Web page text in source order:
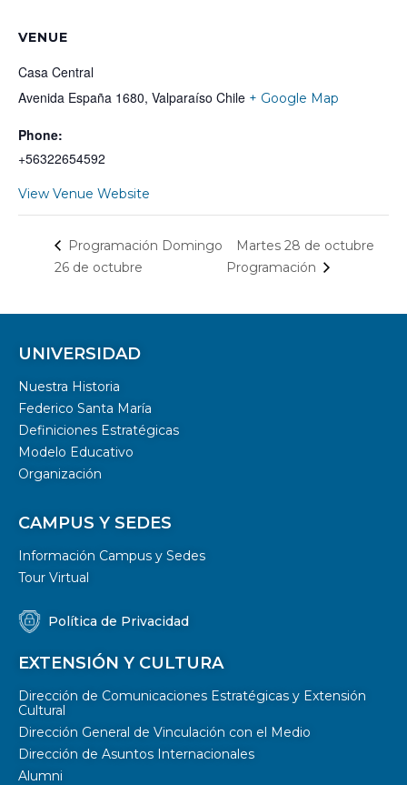
VENUE
Casa Central
Avenida España 1680, Valparaíso Chile + Google Map
Phone:
+56322654592
View Venue Website
Programación Domingo
26 de octubre
Martes 28 de octubre
Programación
UNIVERSIDAD
Nuestra Historia
Federico Santa María
Definiciones Estratégicas
Modelo Educativo
Organización
CAMPUS Y SEDES
Información Campus y Sedes
Tour Virtual
Política de Privacidad
EXTENSIÓN Y CULTURA
Dirección de Comunicaciones Estratégicas y Extensión
Cultural
Dirección General de Vinculación con el Medio
Dirección de Asuntos Internacionales
Alumni